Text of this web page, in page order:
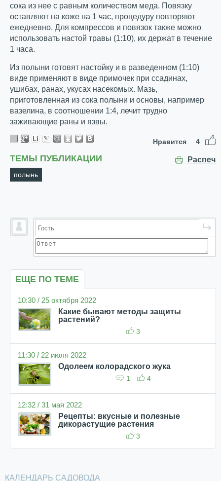
сока из нее с равным количеством меда. Повязку
оставляют на коже на 1 час, процедуру повторяют
ежедневно. Для компрессов и повязок также можно
использовать настой травы (1:10), их держат в течение
1 часа.
Из полыни готовят настойку и в разведенном (1:10)
виде применяют в виде примочек при ссадинах,
ушибах, ранах, укусах насекомых. Мазь,
приготовленная из сока полыни и основы, например
вазелина, в соотношении 1:4, лечит трудно
заживающие раны и язвы.
Нравится 4
ТЕМЫ ПУБЛИКАЦИИ
полынь
ЕЩЕ ПО ТЕМЕ
10:30 / 25 октября 2022
Какие бывают методы защиты
растений?
3
11:30 / 22 июля 2022
Одолеем колорадского жука
1 4
12:32 / 31 мая 2022
Рецепты: вкусные и полезные
дикорастущие растения
3
КАЛЕНДАРЬ САДОВОДА